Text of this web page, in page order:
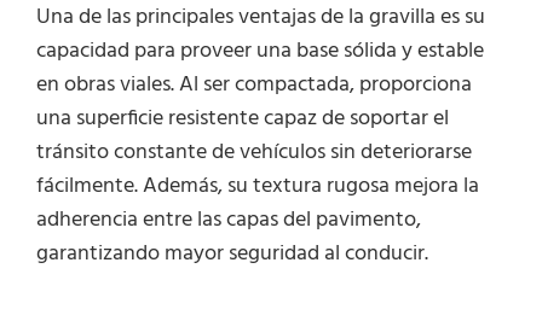
Una de las principales ventajas de la gravilla es su
capacidad para proveer una base sólida y estable
en obras viales. Al ser compactada, proporciona
una superficie resistente capaz de soportar el
tránsito constante de vehículos sin deteriorarse
fácilmente. Además, su textura rugosa mejora la
adherencia entre las capas del pavimento,
garantizando mayor seguridad al conducir.